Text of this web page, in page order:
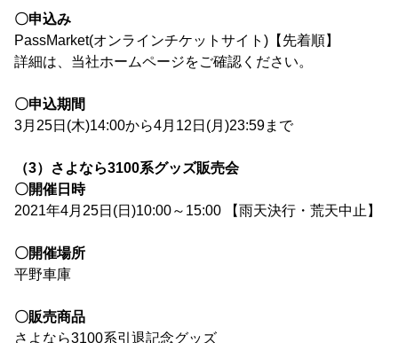
〇申込み
PassMarket(オンラインチケットサイト)【先着順】
詳細は、当社ホームページをご確認ください。
〇申込期間
3月25日(木)14:00から4月12日(月)23:59まで
（3）さよなら3100系グッズ販売会
〇開催日時
2021年4月25日(日)10:00～15:00 【雨天決行・荒天中止】
〇開催場所
平野車庫
〇販売商品
さよなら3100系引退記念グッズ